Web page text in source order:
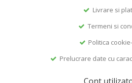
Livrare si
Termeni si
Politica
Prelucrare date cu